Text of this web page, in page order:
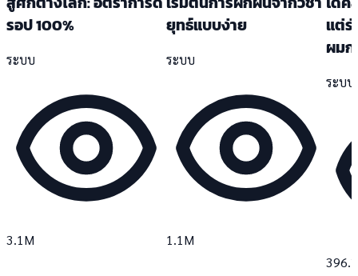
รอป 100%
ระบบ
3.1M
ยุทธ์แบบง่าย
ระบบ
1.1M
แต่ร่
ผมก
ระบบ